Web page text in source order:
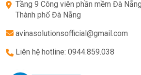
Tầng 9 Công viên phần mềm Đà
Thành phố Đà Nẵng
avinasolutionsofficial@gmail.com
Liên hệ hotline: 0944.859.038